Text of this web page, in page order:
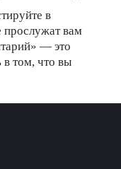
в
прослужат вам
— это
в том, что вы